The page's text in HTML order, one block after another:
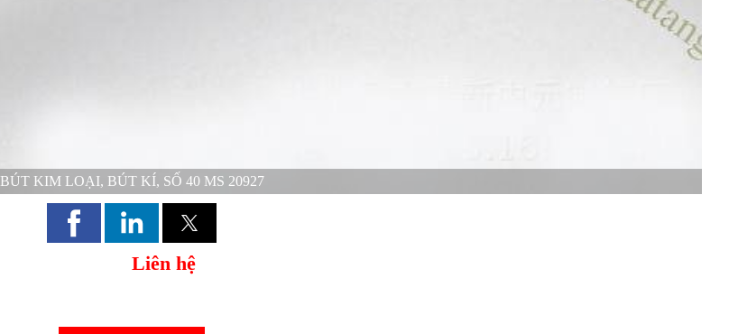
BÚT KIM LOẠI, BÚT KÍ, SỐ 40 MS 20927
Liên hệ